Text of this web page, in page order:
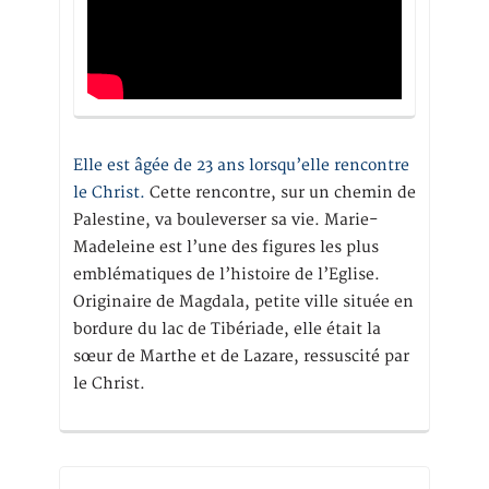
Elle est âgée de 23 ans lorsqu’elle rencontre
le Christ. Cette rencontre, sur un chemin de
Palestine, va bouleverser sa vie. Marie-
Madeleine est l’une des figures les plus
emblématiques de l’histoire de l’Eglise.
Originaire de Magdala, petite ville située en
bordure du lac de Tibériade, elle était la
sœur de Marthe et de Lazare, ressuscité par
le Christ.